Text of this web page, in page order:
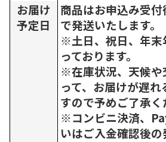
お届け
予定日
商品はお申込み受
で発送いたします。
※土日、祝日、年末
っております。
※在庫状況、天候や
って、お届けが遅
すので予めご了承く
※コンビニ決済、
いはご入金確認後の